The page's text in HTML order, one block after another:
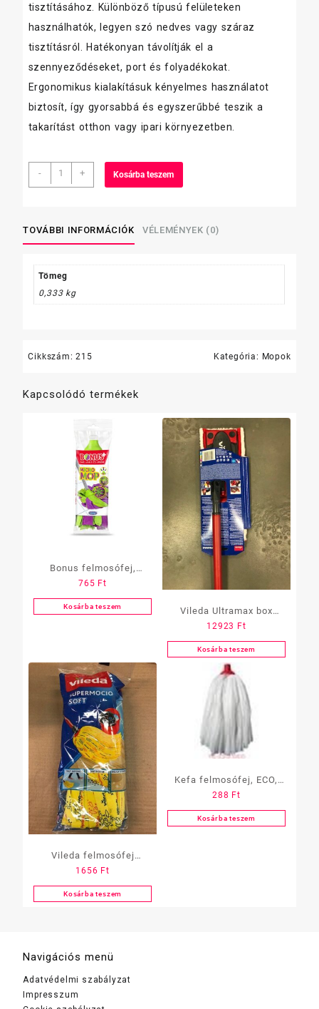
tisztításához. Különböző típusú felületeken
használhatók, legyen szó nedves vagy száraz
tisztításról. Hatékonyan távolítják el a
szennyeződéseket, port és folyadékokat.
Ergonomikus kialakításuk kényelmes használatot
biztosít, így gyorsabbá és egyszerűbbé teszik a
takarítást otthon vagy ipari környezetben.
-
Bonus
felmosófej,
mennyiség
+ Kosárba teszem
TOVÁBBI INFORMÁCIÓK VÉLEMÉNYEK (0)
Tömeg
0,333 kg
Cikkszám:215 Kategória: Mopok
Kapcsolódó termékek
Bonus felmosófej,
MicroMop
765 Ft
Kosárba teszem
Vileda Ultramax box
lapos felmosó szett
/vödrös/
12923 Ft
Kosárba teszem
Vileda felmosófej
Supermocio Soft sárga
Pattintós
1656 Ft
Kosárba teszem
Kefa felmosófej, ECO,
viszkóz, 120 gramm
288 Ft
Kosárba teszem
Navigációs menü
Adatvédelmi szabályzat
Impresszum